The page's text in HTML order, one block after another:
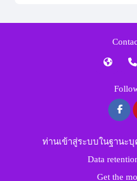
ท่านเข้าสู่ระบบในฐานะ
Data
Get the